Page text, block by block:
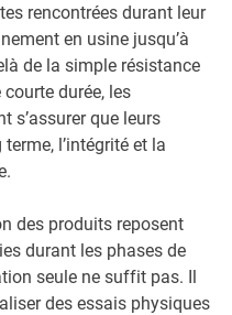
rencontrées durant leur
en usine jusqu’à
de la simple résistance
durée, les
s’assurer que leurs
l’intégrité et la
des produits reposent
durant les phases de
seule ne suffit pas. Il
des essais physiques